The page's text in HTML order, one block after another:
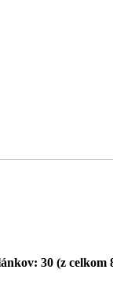
30 (z celkom